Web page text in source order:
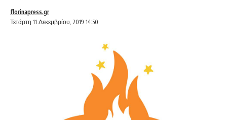
Τετάρτη 11 Δεκεμβρίου, 2019 14:50
florinapress.gr